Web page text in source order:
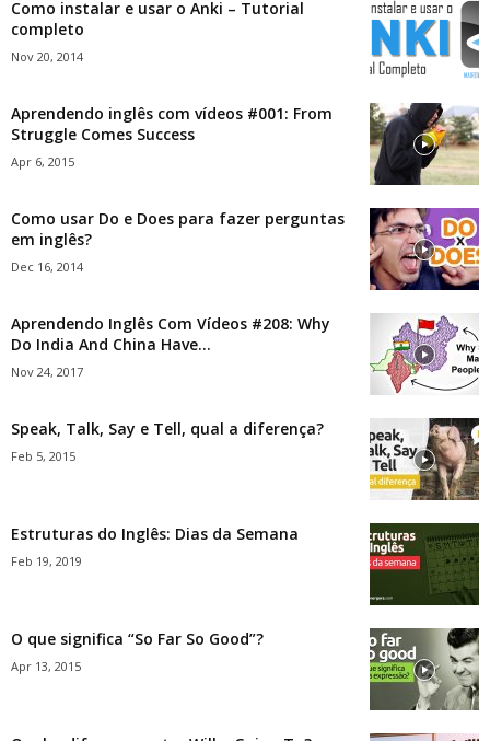
Como instalar e usar o Anki – Tutorial
completo
Nov 20, 2014
Aprendendo inglês com vídeos #001: From
Struggle Comes Success
Apr 6, 2015
Como usar Do e Does para fazer perguntas
em inglês?
Dec 16, 2014
Aprendendo Inglês Com Vídeos #208: Why
Do India And China Have...
Nov 24, 2017
Speak, Talk, Say e Tell, qual a diferença?
Feb 5, 2015
Estruturas do Inglês: Dias da Semana
Feb 19, 2019
O que significa “So Far So Good”?
Apr 13, 2015